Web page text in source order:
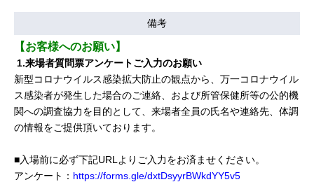
備考
【お客様へのお願い】
1.来場者質問票アンケートご入力のお願い
新型コロナウイルス感染拡大防止の観点から、万一コロナウイル
ス感染者が発生した場合のご連絡、および所管保健所等の公的機
関への調査協力を目的として、来場者全員の氏名や連絡先、体調
の情報をご提供頂いております。
■入場前に必ず下記URLよりご入力をお済ませください。
アンケート： https://forms.gle/dxtDsyyrBWkdYY5v5